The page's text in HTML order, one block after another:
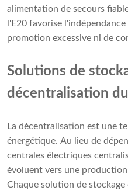
alimentation de secours
l'E20 favorise
promotion excessive ni de
Solutions de
décentralisation
La décentralisation est une
énergétique. Au lieu de
centrales électriques
évoluent vers une
Chaque solution de